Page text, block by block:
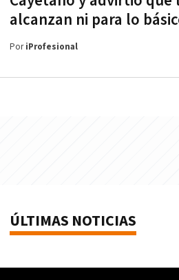
alcanzan ni para lo
PoriProfesional
ÚLTIMAS NOTICIAS